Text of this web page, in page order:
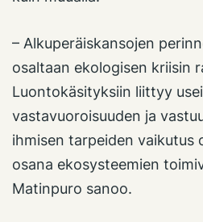
– Alkuperäiskansojen
osaltaan ekologisen kriisin
Luontokäsityksiin liittyy
vastavuoroisuuden ja
ihmisen tarpeiden vaikutus
osana ekosysteemien
Matinpuro sanoo.